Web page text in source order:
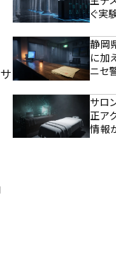
ぐ実
静岡
に加
ニセ
サロ
正ア
情報